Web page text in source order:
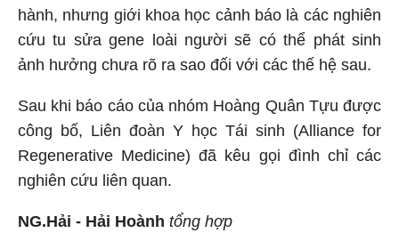
hành, nhưng giới khoa học cảnh báo là các nghiên
cứu tu sửa gene loài người sẽ có thể phát sinh
ảnh hưởng chưa rõ ra sao đối với các thế hệ sau.
Sau khi báo cáo của nhóm Hoàng Quân Tựu được
công bố, Liên đoàn Y học Tái sinh (Alliance for
Regenerative Medicine) đã kêu gọi đình chỉ các
nghiên cứu liên quan.
NG.Hải - Hải Hoành tổng hợp